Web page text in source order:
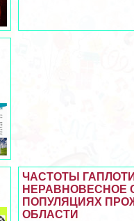
ЧАСТОТЫ
НЕРАВНОВЕСНОЕ
ПОПУЛЯЦИЯХ
ОБЛАСТИ